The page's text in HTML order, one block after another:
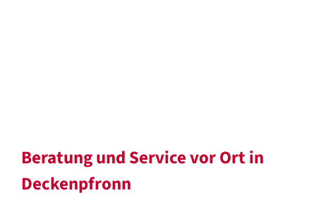
Beratung und Service vor Ort in
Deckenpfronn